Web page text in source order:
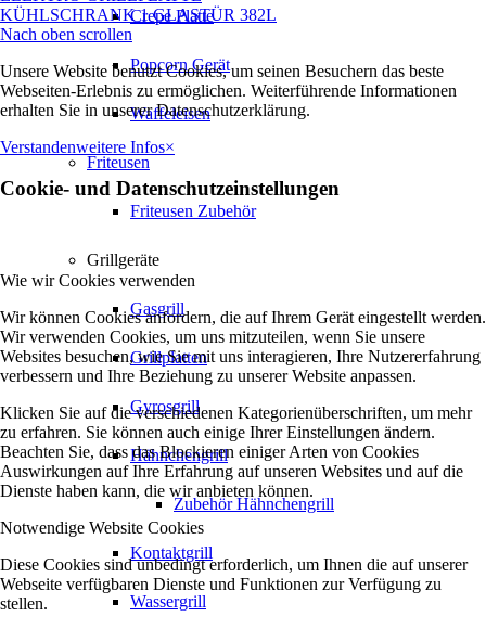
Crepe Platte
Popcorn Gerät
Waffeleisen
Friteusen
Friteusen Zubehör
Grillgeräte
Gasgrill
Grillplatten
Gyrosgrill
Hähnchengrill
Zubehör Hähnchengrill
Kontaktgrill
Wassergrill
KÜHLSCHRANK 1 GLASTÜR 382L
Nach oben scrollen
Unsere Website benutzt Cookies, um seinen Besuchern das beste
Webseiten-Erlebnis zu ermöglichen. Weiterführende Informationen
erhalten Sie in unserer Datenschutzerklärung.
Verstandenweitere Infos×
Cookie- und Datenschutzeinstellungen
Wie wir Cookies verwenden
Wir können Cookies anfordern, die auf Ihrem Gerät eingestellt werden.
Wir verwenden Cookies, um uns mitzuteilen, wenn Sie unsere
Websites besuchen, wie Sie mit uns interagieren, Ihre Nutzererfahrung
verbessern und Ihre Beziehung zu unserer Website anpassen.
Klicken Sie auf die verschiedenen Kategorienüberschriften, um mehr
zu erfahren. Sie können auch einige Ihrer Einstellungen ändern.
Beachten Sie, dass das Blockieren einiger Arten von Cookies
Auswirkungen auf Ihre Erfahrung auf unseren Websites und auf die
Dienste haben kann, die wir anbieten können.
Notwendige Website Cookies
Diese Cookies sind unbedingt erforderlich, um Ihnen die auf unserer
Webseite verfügbaren Dienste und Funktionen zur Verfügung zu
stellen.